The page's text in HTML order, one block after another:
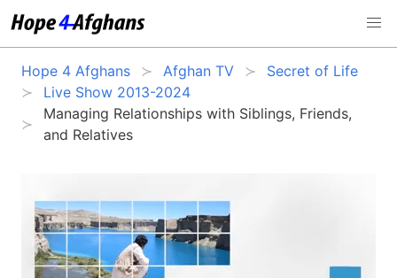
Hope 4 Afghans Afghan TV
Secret of Life
Live Show 2013-2024
Managing Relationships with Siblings, Friends,
and Relatives